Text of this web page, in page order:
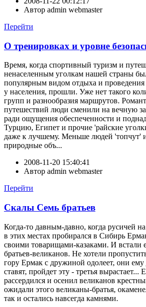
Автор admin webmaster
Перейти
О тренировках и уровне
Время, когда спортивный туризм и
ненаселенным уголкам нашей страны
популярным видом отдыха и проведения
у населения, прошли. Уже нет такого
групп и разнообразия маршрутов.
путешествий люди сменили на вечную
ради ощущения обеспеченности и
Турцию, Египет и прочие 'райские
даже к лучшему. Меньше людей 'топчут'
природные объ...
2008-11-20 15:40:41
Автор admin webmaster
Перейти
Скалы Семь братьев
Когда-то давным-давно, когда русичей
в этих местах пробирался в Сибирь
своими товарищами-казаками. И встали
братьев-великанов. Не хотели
гору Ермак с дружиной одолеет, они
ставят, пройдет эту - третья
рассердился и осенил великанов
ожидали этого великаны-братья,
так и остались навсегда камнями.